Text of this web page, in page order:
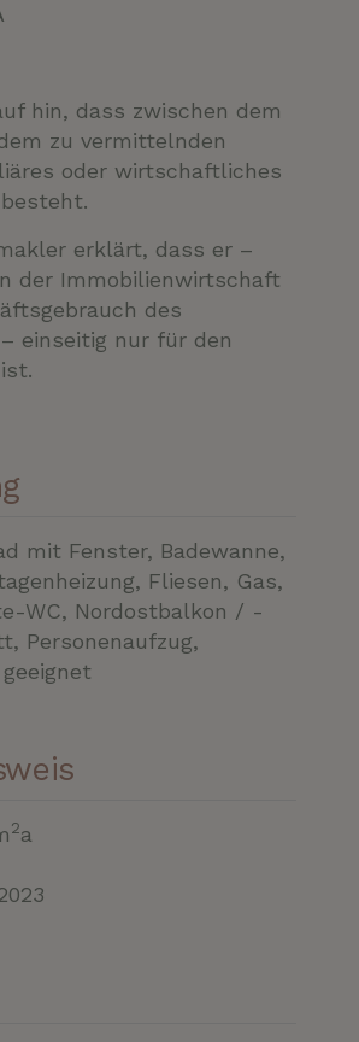
hin, dass zwischen dem
zu vermittelnden
oder wirtschaftliches
erklärt, dass er –
der Immobilienwirtschaft
des
einseitig nur für den
mit Fenster
Badewanne
Fliesen
Gas
WC
Nordostbalkon / -
Personenaufzug
geeignet
2a